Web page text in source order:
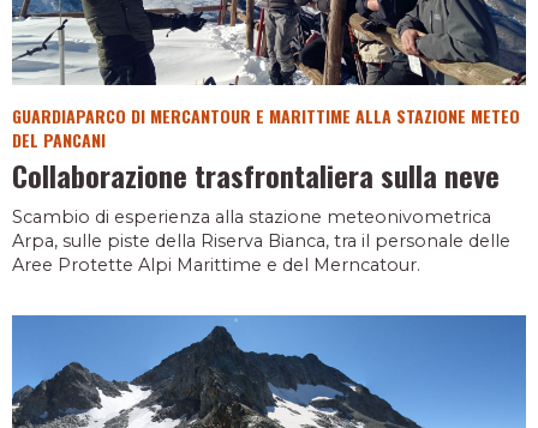
GUARDIAPARCO DI MERCANTOUR E MARITTIME ALLA STAZIONE METEO
DEL PANCANI
Collaborazione trasfrontaliera sulla neve
Scambio di esperienza alla stazione meteonivometrica
Arpa, sulle piste della Riserva Bianca, tra il personale delle
Aree Protette Alpi Marittime e del Merncatour.